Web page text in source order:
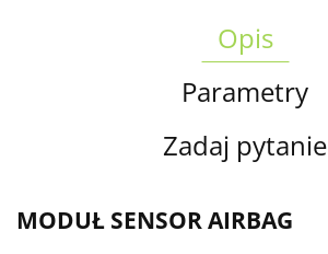
Opis
Parametry
Zadaj pytanie
MODUŁ SENSOR AIRBAG